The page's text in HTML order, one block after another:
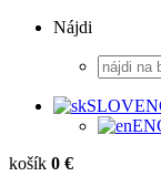
Nájdi
košík 0 €